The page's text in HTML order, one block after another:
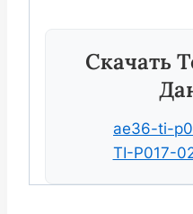
Скачать
ae36-ti-
TI-P017-